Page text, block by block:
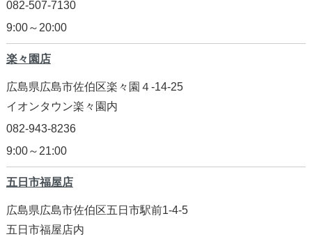
082-507-7130
9:00～20:00
楽々園店
広島県広島市佐伯区楽々園４-14-25
イオンタウン楽々園内
082-943-8236
9:00～21:00
五日市福屋店
広島県広島市佐伯区五日市駅前1-4-5
五日市福屋店内